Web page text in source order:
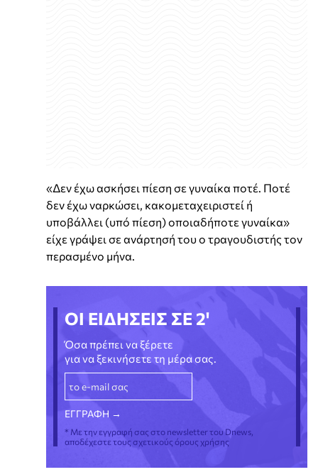
«Δεν έχω ασκήσει πίεση σε γυναίκα ποτέ. Ποτέ
δεν έχω ναρκώσει, κακομεταχειριστεί ή
υποβάλλει (υπό πίεση) οποιαδήποτε γυναίκα»
είχε γράψει σε ανάρτησή του ο τραγουδιστής τον
περασμένο μήνα.
ΟΙ ΕΙΔΗΣΕΙΣ ΣΕ 2'
Όσα πρέπει να ξέρετε
για να ξεκινήσετε τη μέρα σας.
* Με την εγγραφή σας στο newsletter του Dnews,
αποδέχεστε τους σχετικούς όρους χρήσης